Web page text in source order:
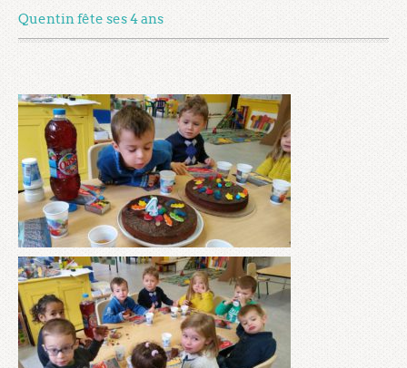
Quentin fête ses 4 ans